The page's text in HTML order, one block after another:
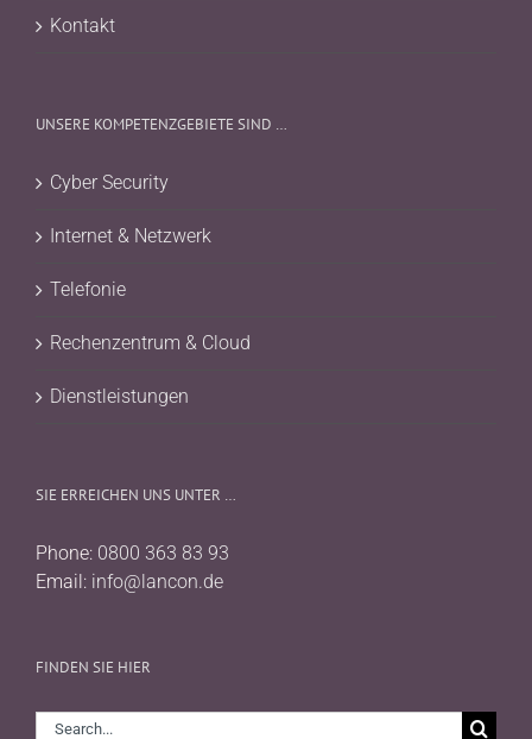
Kontakt
UNSERE KOMPETENZGEBIETE SIND …
Cyber Security
Internet & Netzwerk
Telefonie
Rechenzentrum & Cloud
Dienstleistungen
SIE ERREICHEN UNS UNTER …
Phone: 0800 363 83 93
Email: info@lancon.de
FINDEN SIE HIER
Search